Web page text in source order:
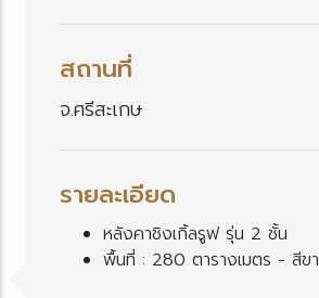
สถานที่
จ.ศรีสะเกษ
รายละเอียด
หลังคาชิงเกิ้ลรูฟ รุ่น 2 ชั้น
พื้นที่ : 280 ตารางเมตร - สีข